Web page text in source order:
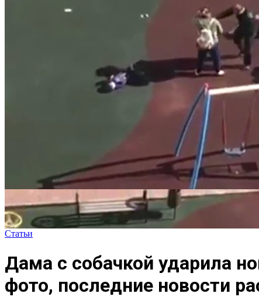
Статьи
Дама с собачкой ударила
фото, последние новости